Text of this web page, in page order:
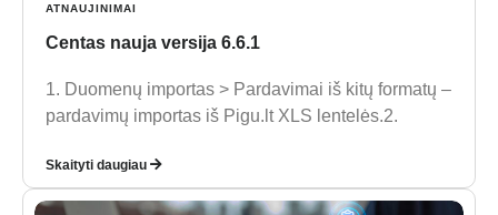
ATNAUJINIMAI
Centas nauja versija 6.6.1
1. Duomenų importas > Pardavimai iš kitų formatų –
pardavimų importas iš Pigu.lt XLS lentelės.2.
Skaityti daugiau